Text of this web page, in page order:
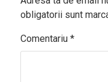
obligatorii sunt
Comentariu *